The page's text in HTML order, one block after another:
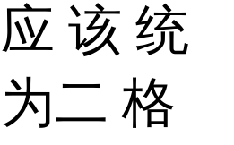
该 统
二 格